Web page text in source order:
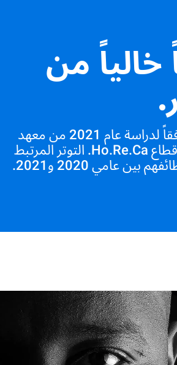
من
احتراق نفسية الطهاة مشكلة حقيقية. وفقاً لدراسة عام 2021 من معهد
Limeade، ذكر 52% من المحترفين في قطاع Ho.Re.Ca. التوتر المرتبط
عامي 2020 و2021.